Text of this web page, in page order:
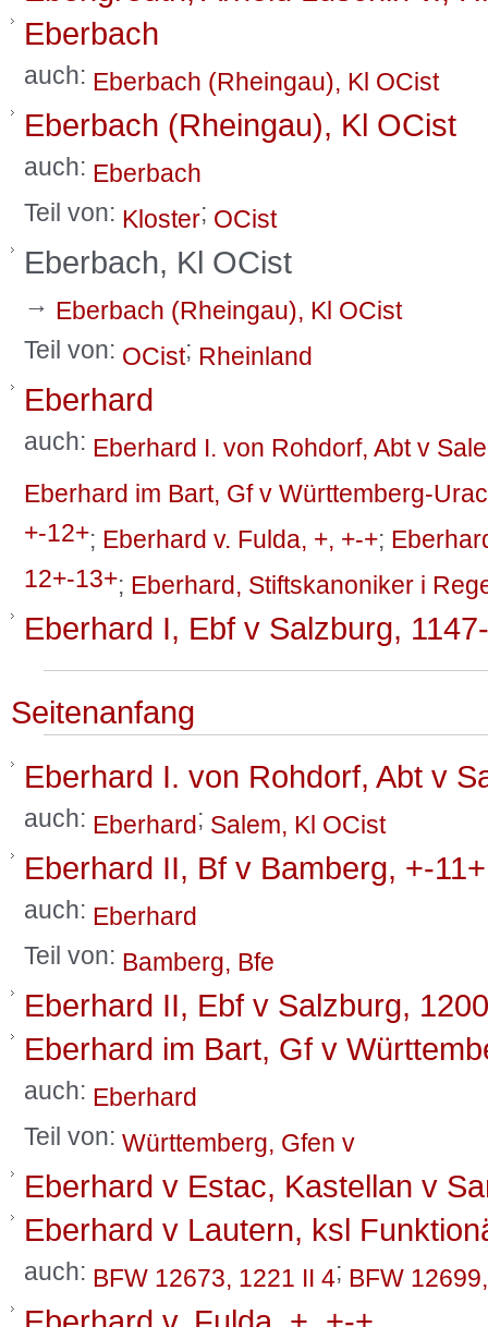
Eberbach
auch: Eberbach (Rheingau), Kl OCist
Eberbach (Rheingau), Kl OCist
auch: Eberbach
Teil von: Kloster; OCist
Eberbach, Kl OCist
→ Eberbach (Rheingau), Kl OCist
Teil von: OCist; Rheinland
Eberhard
auch: Eberhard I. von Rohdorf, Abt v
Eberhard im Bart, Gf v Württemberg-
+-12+; Eberhard v. Fulda, +, +-+;
12+-13+; Eberhard, Stiftskanoniker i
Eberhard I, Ebf v Salzburg,
Seitenanfang
Eberhard I. von Rohdorf, Abt v
auch: Eberhard; Salem, Kl OCist
Eberhard II, Bf v Bamberg, +-11+
auch: Eberhard
Teil von: Bamberg, Bfe
Eberhard II, Ebf v Salzburg,
Eberhard im Bart, Gf v
auch: Eberhard
Teil von: Württemberg, Gfen v
Eberhard v Estac, Kastellan v
Eberhard v Lautern, ksl
auch: BFW 12673, 1221 II 4; BFW